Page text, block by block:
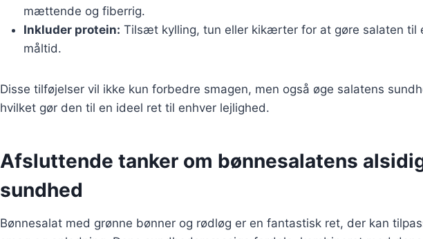
mættende og fiberrig.
Inkluder protein: Tilsæt kylling, tun eller kikærter for at gøre salaten til
måltid.
Disse tilføjelser vil ikke kun forbedre smagen, men også øge salatens
hvilket gør den til en ideel ret til enhver lejlighed.
Afsluttende tanker om bønnesalatens
sundhed
Bønnesalat med grønne bønner og rødløg er en fantastisk ret, der kan